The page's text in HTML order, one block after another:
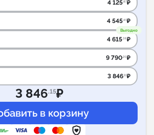
4 125.87₽
4 545.45₽
Выгодно
4 615.38₽
9 790.20₽
3 846.15₽
3 846.15₽